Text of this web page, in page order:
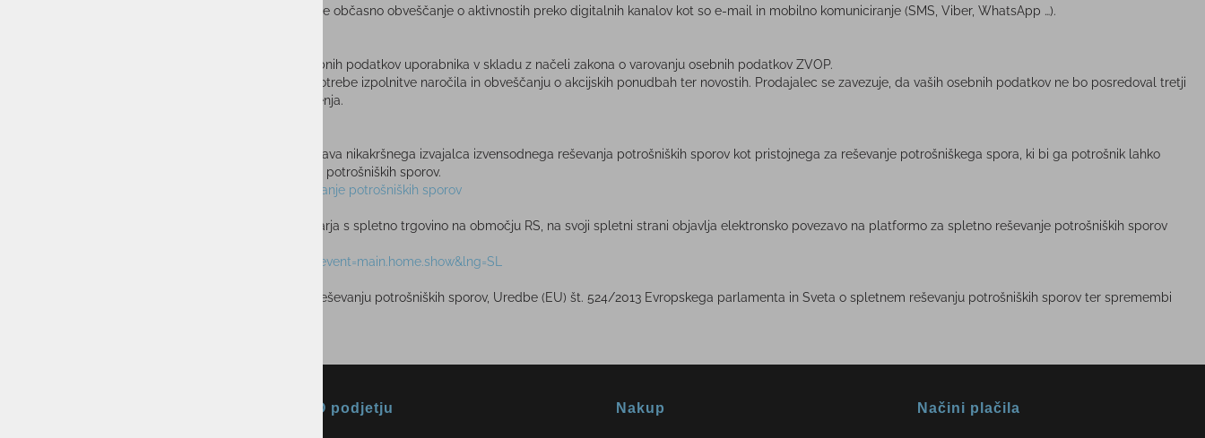
S strinjanjem s splošnimi pogoji ob nakupu dovoljujete občasno obveščanje o aktivnostih preko digitalnih kanalov kot so e-mail in mobilno komuniciranje (SMS, Viber, WhatsApp …).
Ponudnik se zavezuje k trajnemu varovanju vseh osebnih podatkov uporabnika v skladu z načeli zakona o varovanju osebnih podatkov ZVOP.
Ponudnik bo osebne podatke uporabil izključno za potrebe izpolnitve naročila in obveščanju o akcijskih ponudbah ter novostih. Prodajalec se zavezuje, da vaših osebnih podatkov ne bo posredoval tretji
osebi brez vašega predhodnega in izrecnega dovoljenja.
Skladno z zakonskimi normativi Okmal d.o.o. ne priznava nikakršnega izvajalca izvensodnega reševanja potrošniških sporov kot pristojnega za reševanje potrošniškega spora, ki bi ga potrošnik lahko
sprožil v skladu z Zakonom o izvensodnem reševanju potrošniških sporov.
Elektronska povezava do platforme za spletno reševanje potrošniških sporov
Okmal d.o.o., kot ponudnik blaga in storitev ki se ukvarja s spletno trgovino na območju RS, na svoji spletni strani objavlja elektronsko povezavo na platformo za spletno reševanje potrošniških sporov
https://webgate.ec.europa.eu/odr/main/index.cfm?event=main.home.show&lng=SL
Navedena ureditev izhaja iz Zakona o izvensodnem reševanju potrošniških sporov, Uredbe (EU) št. 524/2013 Evropskega parlamenta in Sveta o spletnem reševanju potrošniških sporov ter spremembi
O podjetju Nakup Načini plačila